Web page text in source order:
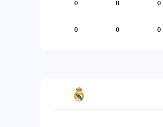
0
0
0
0
0
0